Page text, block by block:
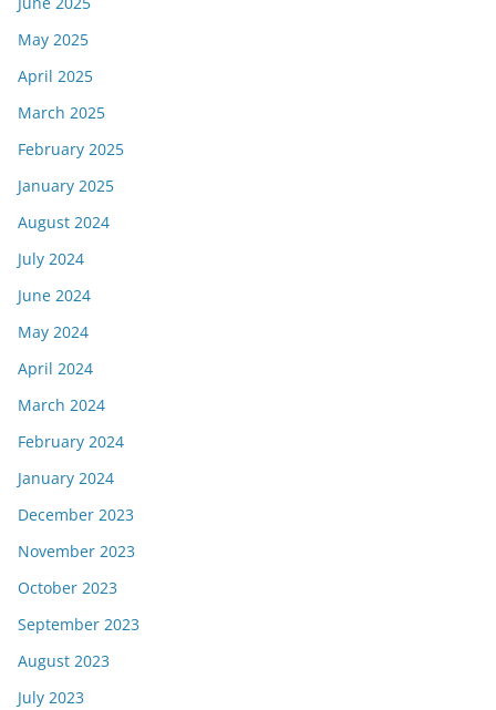
May 2025
April 2025
March 2025
February 2025
January 2025
August 2024
July 2024
June 2024
May 2024
April 2024
March 2024
February 2024
January 2024
December 2023
November 2023
October 2023
September 2023
August 2023
July 2023